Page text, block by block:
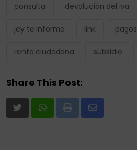
consulta devolución del iva
jey te informa link pagos
renta ciudadana subsidio
Share This Post:
Print
Share